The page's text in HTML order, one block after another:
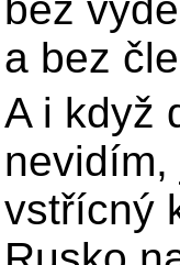
a bez
A i když
vstřícný